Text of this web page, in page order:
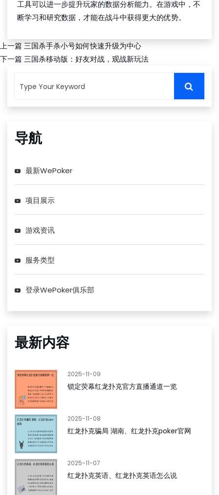
工具可以进一步提升玩家的数据分析能力。在游戏中，不
断学习和研究数据，才能在战斗中获得更大的优势。
上一篇三国杀手杀小号如何快速升级为中心
下一篇 三国杀移动版：好友对战，观战新玩法
导航
最新WePoker
项目展示
游戏资讯
服务类型
登录WePoker俱乐部
最新内容
2025-11-09
锁定荧幕红龙扑克官方直播通道一览
2025-11-08
红龙扑克骗局 湖南、红龙扑克poker官网
2025-11-07
红龙扑克英语、红龙扑克英语怎么说